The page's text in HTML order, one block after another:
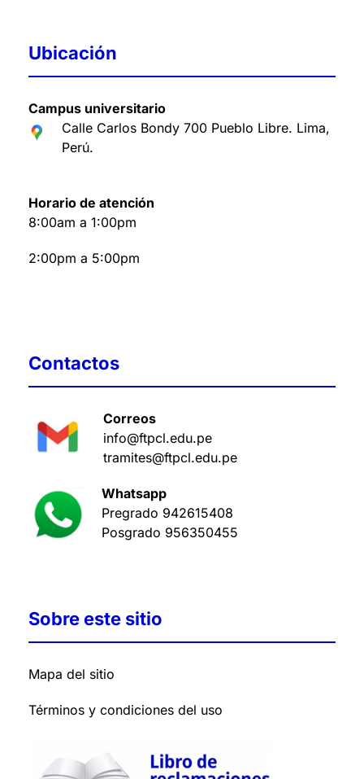
Ubicación
Campus universitario
Calle Carlos Bondy 700 Pueblo Libre. Lima,
Perú.
Horario de atención
8:00am a 1:00pm
2:00pm a 5:00pm
Contactos
Correos
info@ftpcl.edu.pe
tramites@ftpcl.edu.pe
Whatsapp
Pregrado 942615408
Posgrado 956350455
Sobre este sitio
Mapa del sitio
Términos y condiciones del uso